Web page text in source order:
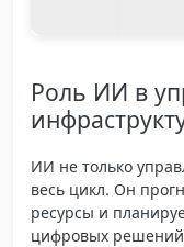
Роль ИИ в
ИИ не только
весь цикл. Он
ресурсы и
цифровых решений